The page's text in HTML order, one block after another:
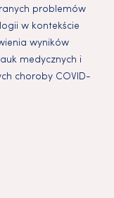
problemów
w kontekście
wyników
medycznych i
choroby COVID-